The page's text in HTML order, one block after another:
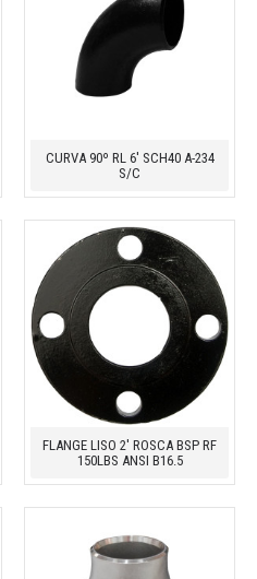
CURVA 90º RL 6' SCH40 A-234
S/C
FLANGE LISO 2' ROSCA BSP RF
150LBS ANSI B16.5